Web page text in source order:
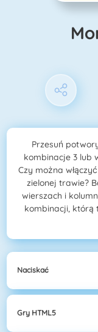
Przesuń
kombinacje 3 lub
Czy można
zielonej trawie?
wierszach i
kombinacji, którą
Naciskać
Gry HTML5